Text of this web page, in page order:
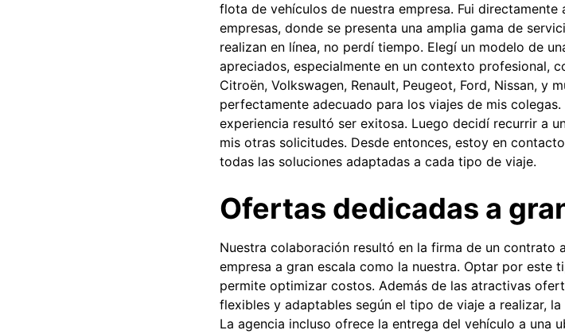
flota de vehículos de nuestra empresa. Fui
empresas, donde se presenta una amplia gama de
realizan en línea, no perdí tiempo. Elegí un modelo de
apreciados, especialmente en un contexto profesional,
Citroën, Volkswagen, Renault, Peugeot, Ford, Nissan, y
perfectamente adecuado para los viajes de mis
experiencia resultó ser exitosa. Luego decidí recurrir a
mis otras solicitudes. Desde entonces, estoy en
todas las soluciones adaptadas a cada tipo de viaje.
Ofertas dedicadas a
Nuestra colaboración resultó en la firma de un contrato
empresa a gran escala como la nuestra. Optar por este
permite optimizar costos. Además de las atractivas
flexibles y adaptables según el tipo de viaje a realizar,
La agencia incluso ofrece la entrega del vehículo a una